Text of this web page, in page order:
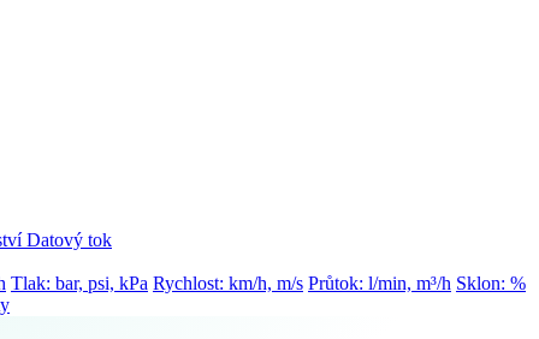
Datový tok
Tlak: bar, psi, kPa Rychlost: km/h, m/s Průtok: l/min, m³/h Sklon: %